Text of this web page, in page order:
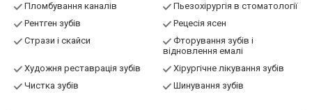
Пломбування каналів
Пьезохірургія в стоматології
Рентген зубів
Рецесія ясен
Стрази і скайси
Фторування зубів і
відновлення емалі
Художня реставрація зубів
Хірургічне лікування зубів
Чистка зубів
Шинування зубів